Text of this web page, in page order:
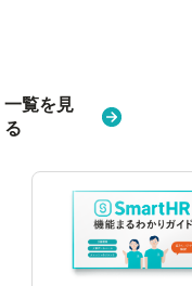
一覧を見
る